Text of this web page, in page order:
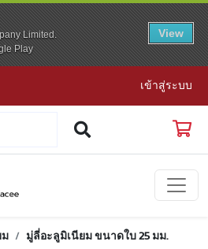
Limited.
Play
View
เข้าสู่ระบบ
ม มู่ลี่อะลูมิเนียม ขนาดใบ 25 มม.